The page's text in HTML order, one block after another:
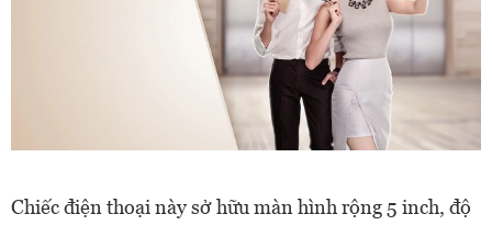
Chiếc điện thoại này sở hữu màn hình rộng 5 inch, độ